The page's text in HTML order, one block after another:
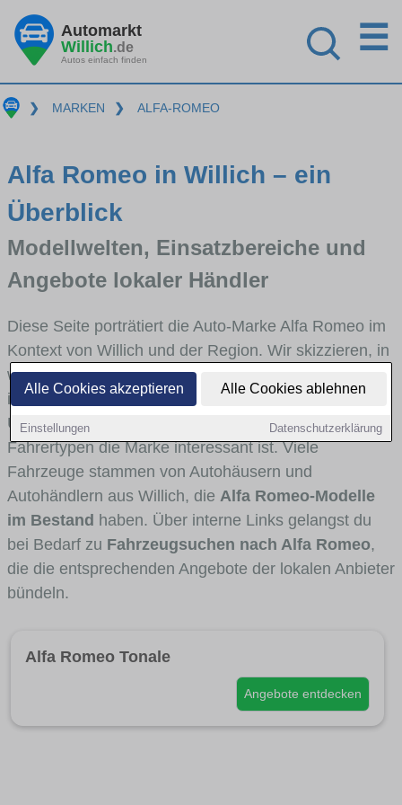
Alle Cookies akzeptieren Alle Cookies ablehnen
Einstellungen Datenschutzerklärung
Automarkt
Willich.de
Autos einfach finden
☰
❯ MARKEN ❯ ALFA-ROMEO
Alfa Romeo in Willich – ein
Überblick
Modellwelten, Einsatzbereiche und
Angebote lokaler Händler
Diese Seite porträtiert die Auto-Marke Alfa Romeo im
Kontext von Willich und der Region. Wir skizzieren, in
welchen Fahrzeugklassen Alfa Romeo stark vertreten
ist, welche Modellreihen häufig im Stadt- und
Umlandverkehr zu sehen sind und für welche
Fahrertypen die Marke interessant ist. Viele
Fahrzeuge stammen von Autohäusern und
Autohändlern aus Willich, die Alfa Romeo-Modelle
im Bestand haben. Über interne Links gelangst du
bei Bedarf zu Fahrzeugsuchen nach Alfa Romeo,
die die entsprechenden Angebote der lokalen Anbieter
bündeln.
Alfa Romeo Tonale
Angebote entdecken